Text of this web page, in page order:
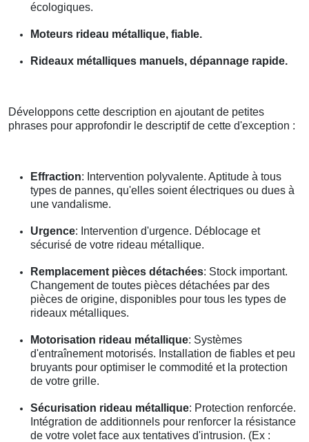
écologiques.
Moteurs rideau métallique, fiable.
Rideaux métalliques manuels, dépannage rapide.
Développons cette description en ajoutant de petites
phrases pour approfondir le descriptif de cette d'exception :
Effraction: Intervention polyvalente. Aptitude à tous
types de pannes, qu'elles soient électriques ou dues à
une vandalisme.
Urgence: Intervention d'urgence. Déblocage et
sécurisé de votre rideau métallique.
Remplacement pièces détachées: Stock important.
Changement de toutes pièces détachées par des
pièces de origine, disponibles pour tous les types de
rideaux métalliques.
Motorisation rideau métallique: Systèmes
d'entraînement motorisés. Installation de fiables et peu
bruyants pour optimiser le commodité et la protection
de votre grille.
Sécurisation rideau métallique: Protection renforcée.
Intégration de additionnels pour renforcer la résistance
de votre volet face aux tentatives d'intrusion. (Ex :